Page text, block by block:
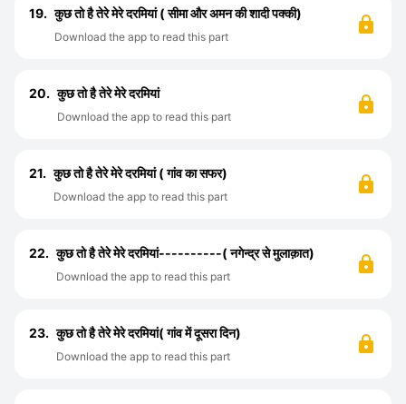
19. कुछ तो है तेरे मेरे दरमियां ( सीमा और अमन की शादी पक्की)
Download the app to read this part
20. कुछ तो है तेरे मेरे दरमियां
Download the app to read this part
21. कुछ तो है तेरे मेरे दरमियां ( गांव का सफर)
Download the app to read this part
22. कुछ तो है तेरे मेरे दरमियां----------( नगेन्द्र से मुलाक़ात)
Download the app to read this part
23. कुछ तो है तेरे मेरे दरमियां( गांव में दूसरा दिन)
Download the app to read this part